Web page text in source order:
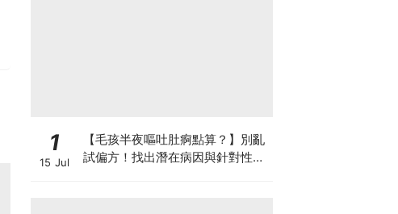
1
15 Jul
【毛孩半夜嘔吐肚痾點算？】別亂
試偏方！找出潛在病因與針對性營